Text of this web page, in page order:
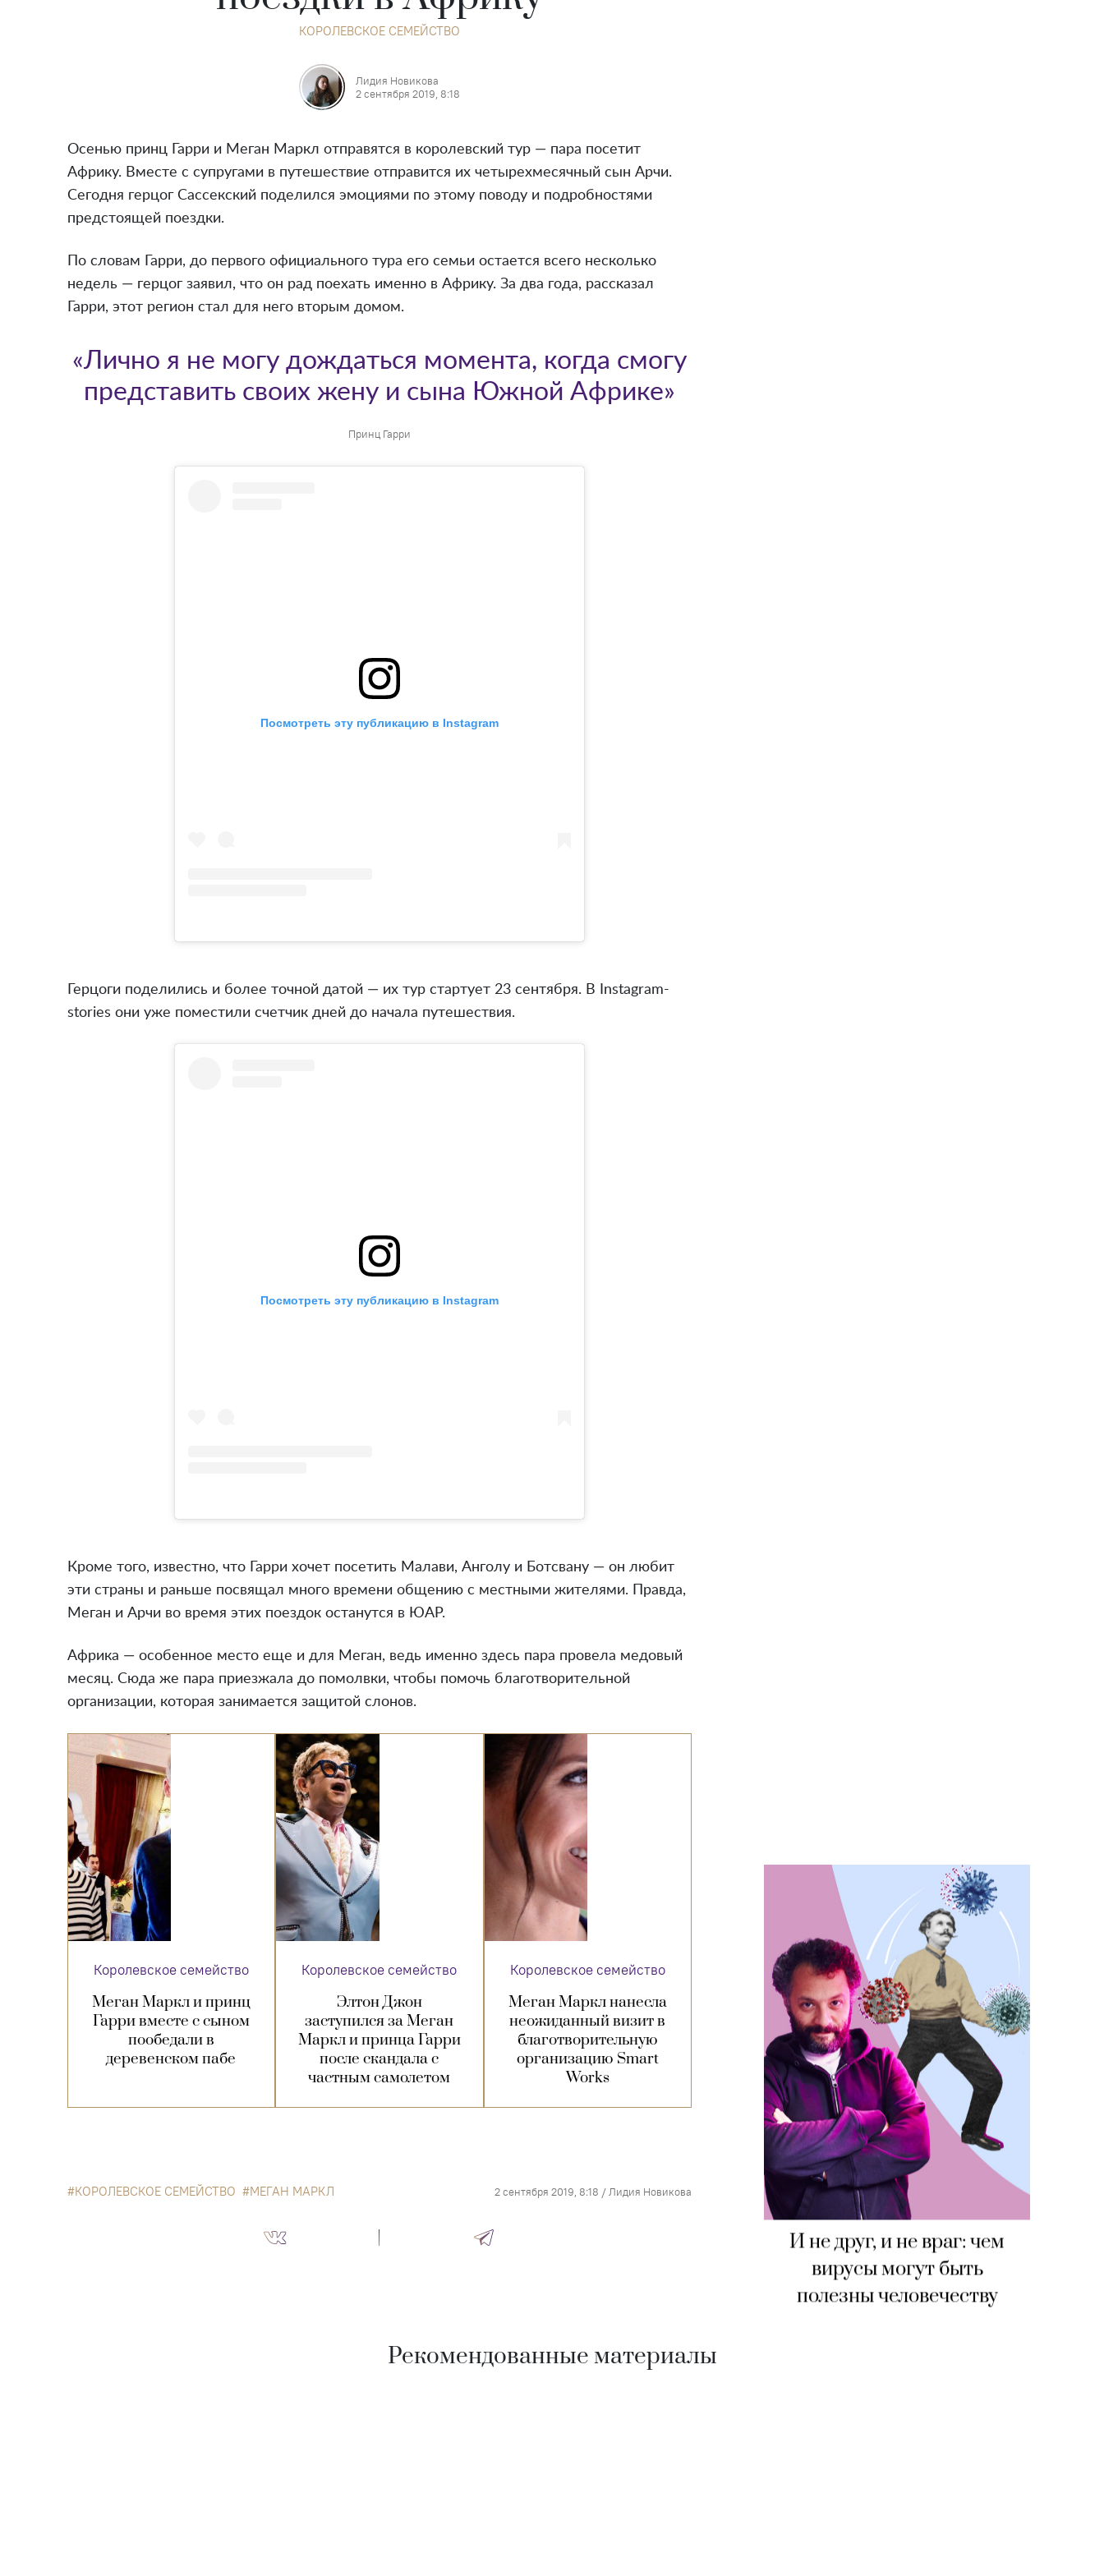
И не друг, и не враг: чем
вирусы могут быть
полезны человечеству
КОРОЛЕВСКОЕ СЕМЕЙСТВО
Лидия Новикова
2 сентября 2019, 8:18
Осенью принц Гарри и Меган Маркл отправятся в королевский тур — пара посетит
Африку. Вместе с супругами в путешествие отправится их четырехмесячный сын Арчи.
Сегодня герцог Сассекский поделился эмоциями по этому поводу и подробностями
предстоящей поездки.
По словам Гарри, до первого официального тура его семьи остается всего несколько
недель — герцог заявил, что он рад поехать именно в Африку. За два года, рассказал
Гарри, этот регион стал для него вторым домом.
Принц Гарри
«Лично я не могу дождаться момента, когда смогу
представить своих жену и сына Южной Африке»
Посмотреть эту публикацию в Instagram
Герцоги поделились и более точной датой — их тур стартует 23 сентября. В Instagram-
stories они уже поместили счетчик дней до начала путешествия.
Посмотреть эту публикацию в Instagram
Кроме того, известно, что Гарри хочет посетить Малави, Анголу и Ботсвану — он любит
эти страны и раньше посвящал много времени общению с местными жителями. Правда,
Меган и Арчи во время этих поездок останутся в ЮАР.
Африка — особенное место еще и для Меган, ведь именно здесь пара провела медовый
месяц. Сюда же пара приезжала до помолвки, чтобы помочь благотворительной
организации, которая занимается защитой слонов.
Королевское семейство
Меган Маркл и принц
Гарри вместе с сыном
пообедали в
деревенском пабе
Королевское семейство
Элтон Джон
заступился за Меган
Маркл и принца Гарри
после скандала с
частным самолетом
Королевское семейство
Меган Маркл нанесла
неожиданный визит в
благотворительную
организацию Smart
Works
КОРОЛЕВСКОЕ СЕМЕЙСТВО МЕГАН МАРКЛ 2 сентября 2019, 8:18 / Лидия Новикова
Рекомендованные материалы